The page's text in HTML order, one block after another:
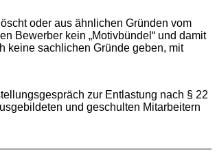
oder aus ähnlichen Gründen vom
Bewerber kein „Motivbündel“ und damit
keine sachlichen Gründe geben, mit
zur Entlastung nach § 22
und geschulten Mitarbeitern